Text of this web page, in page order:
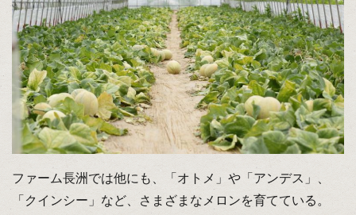
ファーム長洲では他にも、「オトメ」や「アンデス」、
「クインシー」など、さまざまなメロンを育てている。